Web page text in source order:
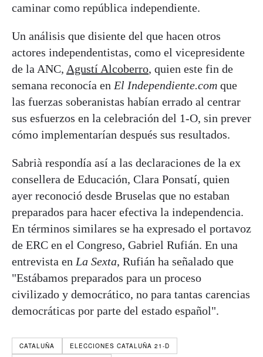
caminar como república independiente.
Un análisis que disiente del que hacen otros
actores independentistas, como el vicepresidente
de la ANC, Agustí Alcoberro, quien este fin de
semana reconocía en El Independiente.com que
las fuerzas soberanistas habían errado al centrar
sus esfuerzos en la celebración del 1-O, sin prever
cómo implementarían después sus resultados.
Sabrià respondía así a las declaraciones de la ex
consellera de Educación, Clara Ponsatí, quien
ayer reconoció desde Bruselas que no estaban
preparados para hacer efectiva la independencia.
En términos similares se ha expresado el portavoz
de ERC en el Congreso, Gabriel Rufián. En una
entrevista en La Sexta, Rufián ha señalado que
"Estábamos preparados para un proceso
civilizado y democrático, no para tantas carencias
democráticas por parte del estado español".
CATALUÑA
ELECCIONES CATALUÑA 21-D